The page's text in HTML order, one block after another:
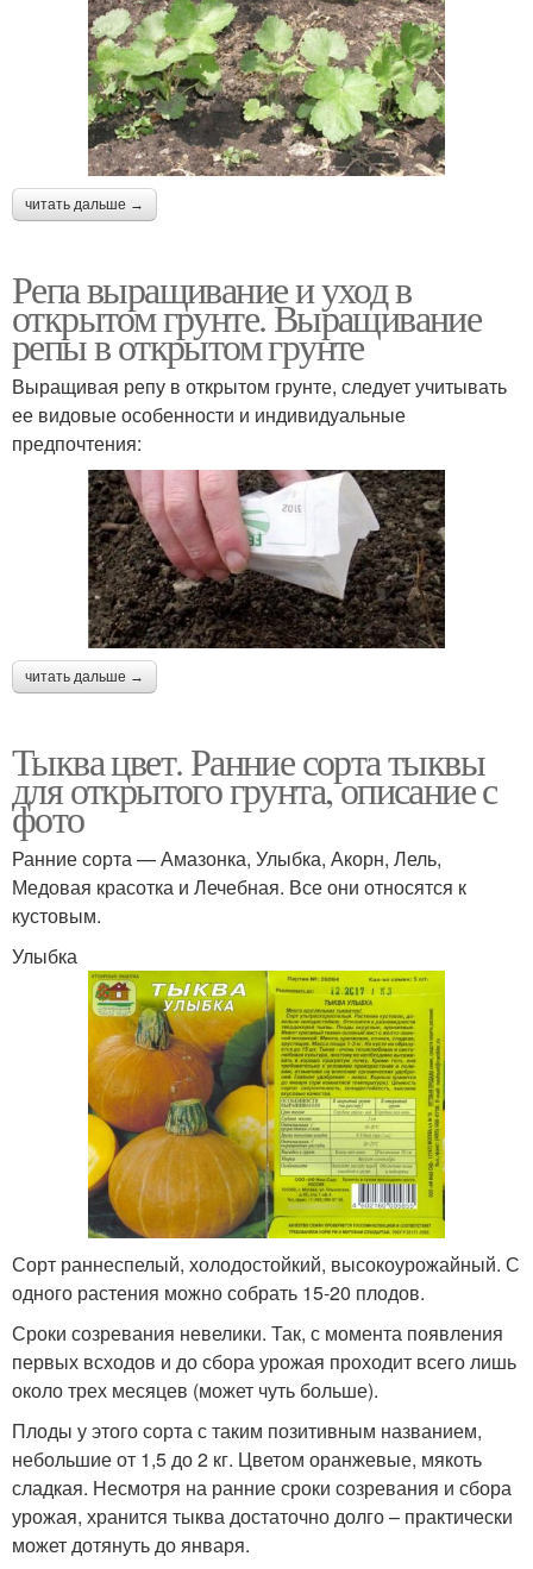
читать дальше →
Репа выращивание и уход в
открытом грунте. Выращивание
репы в открытом грунте
Выращивая репу в открытом грунте, следует учитывать
ее видовые особенности и индивидуальные
предпочтения:
читать дальше →
Тыква цвет. Ранние сорта тыквы
для открытого грунта, описание с
фото
Ранние сорта — Амазонка, Улыбка, Акорн, Лель,
Медовая красотка и Лечебная. Все они относятся к
кустовым.
Улыбка
Сорт раннеспелый, холодостойкий, высокоурожайный. С
одного растения можно собрать 15-20 плодов.
Сроки созревания невелики. Так, с момента появления
первых всходов и до сбора урожая проходит всего лишь
около трех месяцев (может чуть больше).
Плоды у этого сорта с таким позитивным названием,
небольшие от 1,5 до 2 кг. Цветом оранжевые, мякоть
сладкая. Несмотря на ранние сроки созревания и сбора
урожая, хранится тыква достаточно долго – практически
может дотянуть до января.